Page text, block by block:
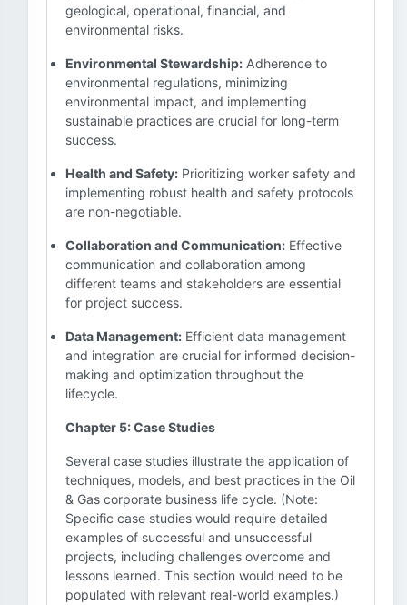
geological, operational, financial, and
environmental risks.
Environmental Stewardship: Adherence to
environmental regulations, minimizing
environmental impact, and implementing
sustainable practices are crucial for long-term
success.
Health and Safety: Prioritizing worker safety and
implementing robust health and safety protocols
are non-negotiable.
Collaboration and Communication: Effective
communication and collaboration among
different teams and stakeholders are essential
for project success.
Data Management: Efficient data management
and integration are crucial for informed decision-
making and optimization throughout the
lifecycle.
Chapter 5: Case Studies
Several case studies illustrate the application of
techniques, models, and best practices in the Oil
& Gas corporate business life cycle. (Note:
Specific case studies would require detailed
examples of successful and unsuccessful
projects, including challenges overcome and
lessons learned. This section would need to be
populated with relevant real-world examples.)